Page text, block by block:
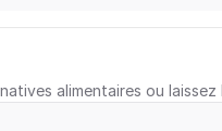
alimentaires ou